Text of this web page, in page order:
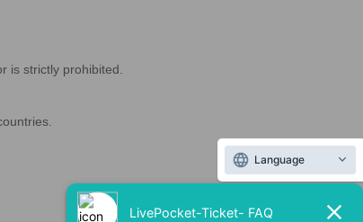
is strictly prohibited.
Language